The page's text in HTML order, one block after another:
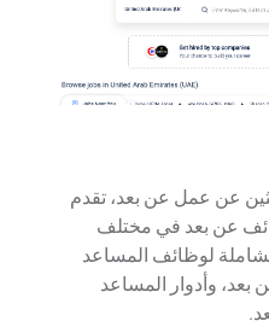
عن عمل عن بعد، تقدم
عن بعد في مختلف
لوظائف المساعد
وأدوار المساعد